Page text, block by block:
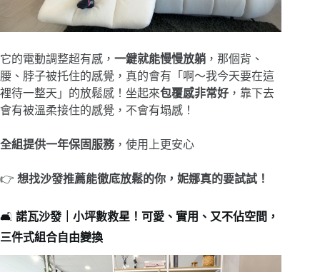
它的電動調整超有感， 一鍵就能慢慢放躺 ，那個背、
腰、脖子被托住的感覺，真的會有「啊～我今天要在這
裡待一整天」的放鬆感！坐起來包覆感非常好 ，靠下去
會有被溫柔接住的感覺，不會有塌感！
全組提供一年保固服務，使用上更安心
👉 想找沙發推薦能徹底放鬆的你，妮娜真的要試試！
🛋️ 諾瓦沙發｜小坪數救星！可愛、實用、又不佔空間，
三件式組合自由變換